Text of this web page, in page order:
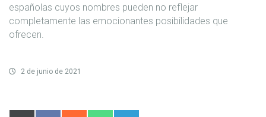
españolas cuyos nombres pueden no reflejar
completamente las emocionantes posibilidades que
ofrecen.
2 de junio de 2021